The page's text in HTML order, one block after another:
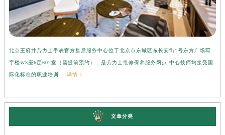
北京王府井劳力士手表官方售后服务中心位于北京市东城区东长安街1号东方广场写
字楼W3座6层602室（需提前预约），是劳力士维修保养服务网点,中心技师均接受国
际化标准的职业培训.... 详情 >
文章分类